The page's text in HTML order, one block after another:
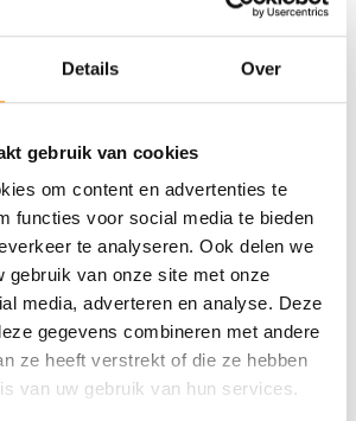
Details Over
gebruik van cookies
om content en advertenties te
functies voor social media te bieden
te analyseren. Ook delen we
gebruik van onze site met onze
media, adverteren en analyse. Deze
gegevens combineren met andere
ze heeft verstrekt of die ze hebben
van uw gebruik van hun services.
online platform voor woningaanbod
promoten we jouw woning op
die door een groot aantal potentiële
voor een jonger publiek. Door deze
vergroten we de zichtbaarheid van
en bereiken we een breed publiek.
draait alles om het maken van een
Zorg ervoor dat je woning schoon en
het er uitnodigend uitziet. Het is ook